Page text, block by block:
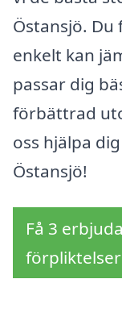
Östansjö.
enkelt kan
passar dig
förbättrad
oss hjälpa
Östansjö!
Få 3
förpliktelser